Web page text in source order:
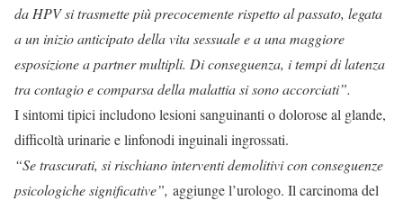
da HPV si trasmette più precocemente rispetto al passato, legata
a un inizio anticipato della vita sessuale e a una maggiore
esposizione a partner multipli. Di conseguenza, i tempi di latenza
tra contagio e comparsa della malattia si sono accorciati”.
I sintomi tipici includono lesioni sanguinanti o dolorose al glande,
difficoltà urinarie e linfonodi inguinali ingrossati.
“Se trascurati, si rischiano interventi demolitivi con conseguenze
psicologiche significative”, aggiunge l’urologo. Il carcinoma del